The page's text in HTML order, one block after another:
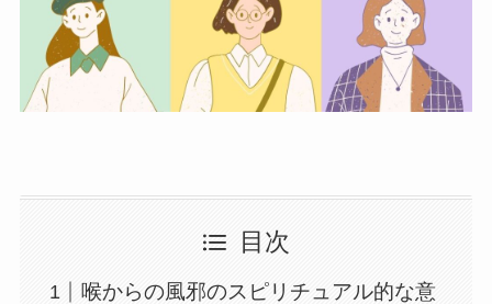
目次
喉からの風邪のスピリチュアル的な意